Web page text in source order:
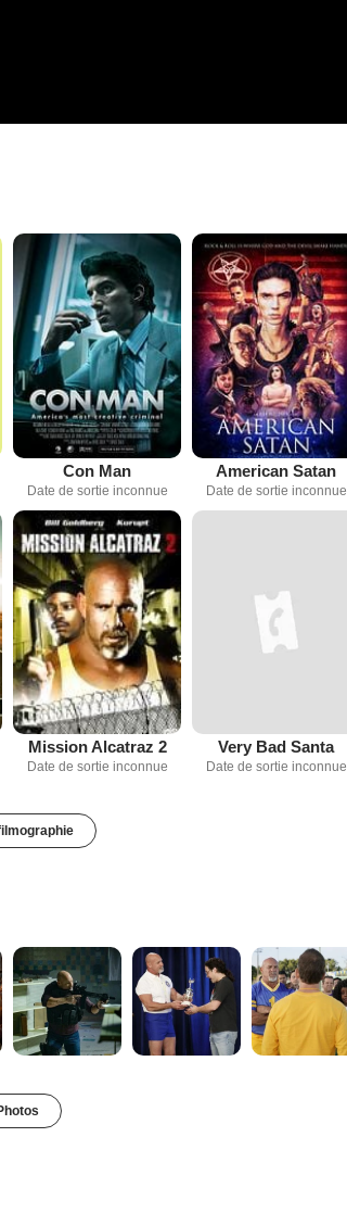
Con Man
Date de sortie inconnue
American Satan
Date de sortie inconnue
Mission Alcatraz 2
Date de sortie inconnue
Very Bad Santa
Date de sortie inconnue